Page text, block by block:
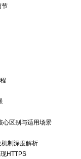
节
心区别与适用场景
制深度解析
HTTPS